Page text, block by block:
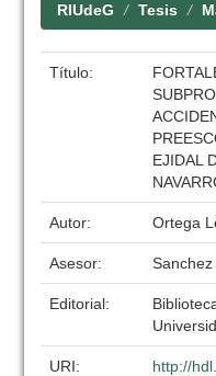
RIUdeG Tesis
Título:
EJIDAL
Autor: Ortega
Asesor:
Editorial:
URI:
http://